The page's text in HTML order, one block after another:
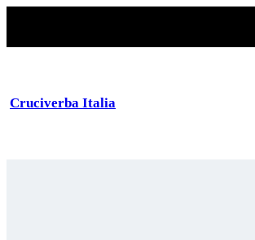
Cruciverba Italia